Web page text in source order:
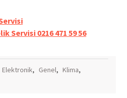
Servisi 0216 471 59 56
Elektronik, Genel, Klima,